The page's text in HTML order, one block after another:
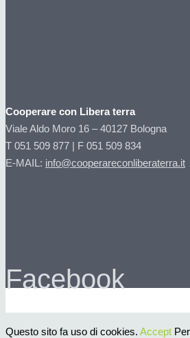
Cooperare con Libera terra
Viale Aldo Moro 16 – 40127 Bologna
T 051 509 877 | F 051 509 834
E-MAIL: info@cooperareconliberaterra.it
Facebook
Questo sito fa uso di cookies. Accept